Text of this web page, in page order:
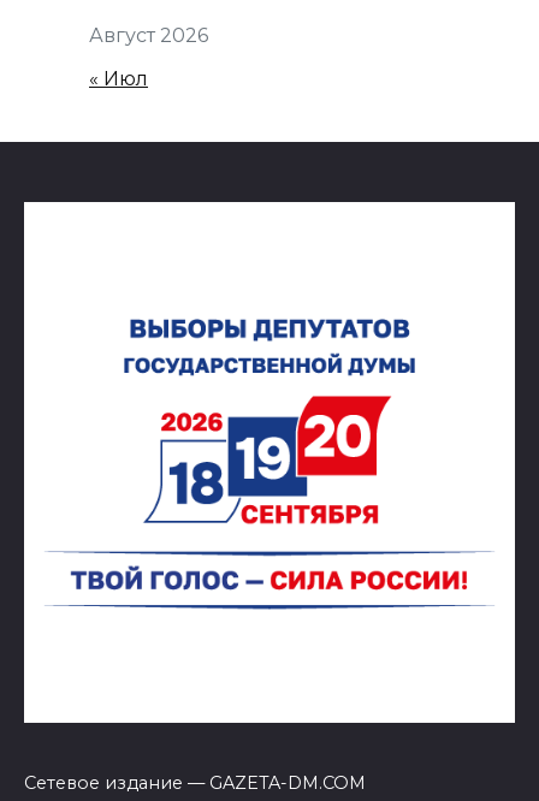
Август 2026
« Июл
Сетевое издание — GAZETA-DM.COM